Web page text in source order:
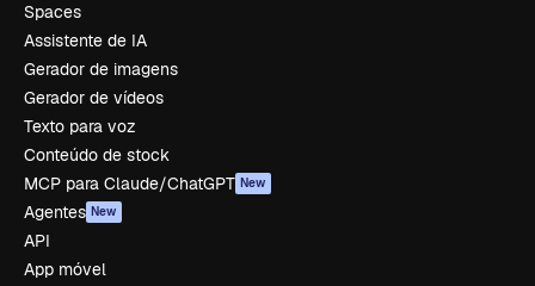
Spaces
Assistente de IA
Gerador de imagens
Gerador de vídeos
Texto para voz
Conteúdo de stock
MCP para Claude/ChatGPT New
Agentes New
API
App móvel